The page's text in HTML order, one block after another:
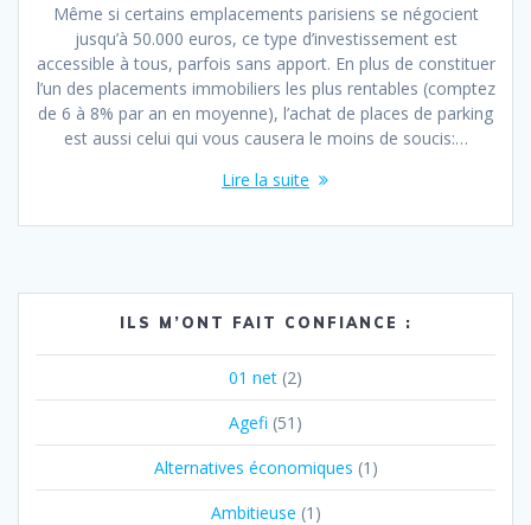
Même si certains emplacements parisiens se négocient
jusqu’à 50.000 euros, ce type d’investissement est
accessible à tous, parfois sans apport. En plus de constituer
l’un des placements immobiliers les plus rentables (comptez
de 6 à 8% par an en moyenne), l’achat de places de parking
est aussi celui qui vous causera le moins de soucis:…
Lire la suite
ILS M’ONT FAIT CONFIANCE :
01 net (2)
Agefi (51)
Alternatives économiques (1)
Ambitieuse (1)